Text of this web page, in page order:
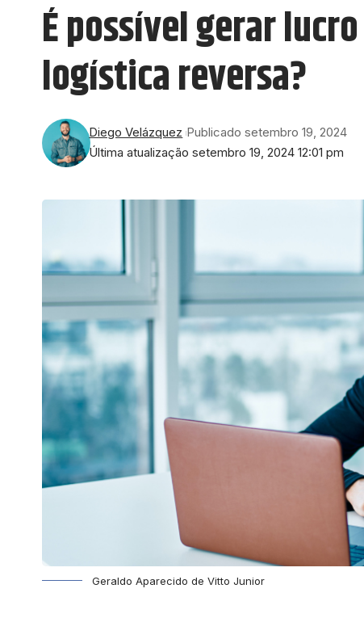
É possível gerar
logística reversa?
Última atualização setembro 19, 2024 12:01 pm
Diego Velázquez Publicado setembro 19, 2024
Geraldo Aparecido de Vitto Junior